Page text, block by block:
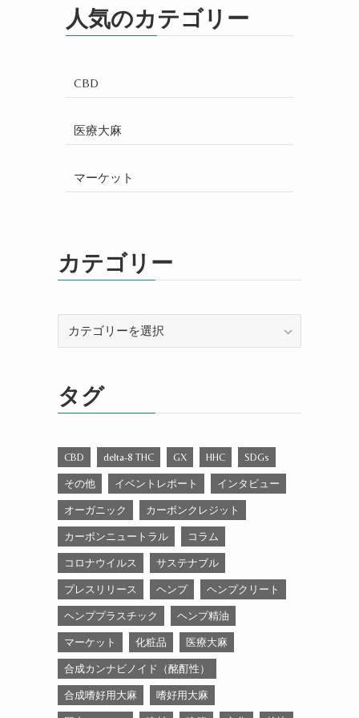
人気のカテゴリー
CBD
医療大麻
マーケット
カテゴリー
ー
タグ
CBD delta-8 THC GX HHC SDGs
その他 イベントレポート インタビュー
オーガニック カーボンクレジット
カーボンニュートラル コラム
コロナウイルス サステナブル
プレスリリース ヘンプ ヘンプクリート
ヘンププラスチック ヘンプ精油
マーケット 化粧品 医療大麻
合成カンナビノイド（酩酊性）
合成嗜好用大麻 嗜好用大麻